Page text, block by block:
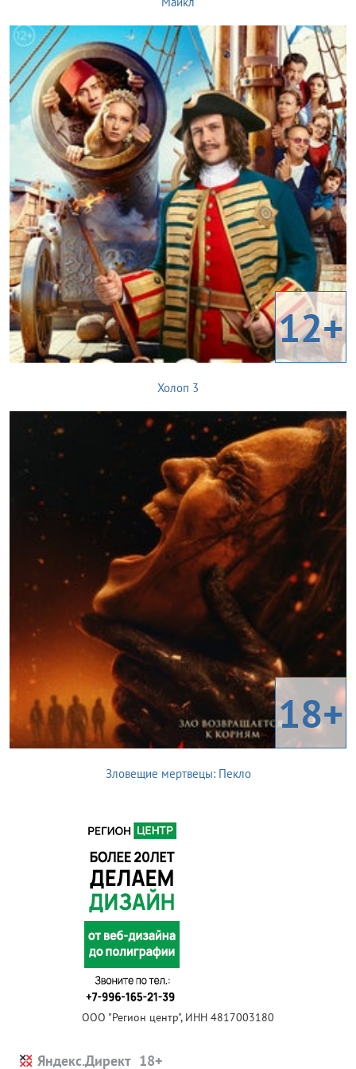
12+
Холоп 3
18+
Зловещие мертвецы: Пекло
ООО "Регион центр", ИНН 4817003180
Яндекс.Директ